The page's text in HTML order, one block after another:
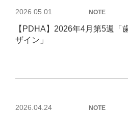
投
日:
2026.05.01 NOTE
【PDHA】2026年4月第5週「
ザイン」
投
2026.04.24 NOTE